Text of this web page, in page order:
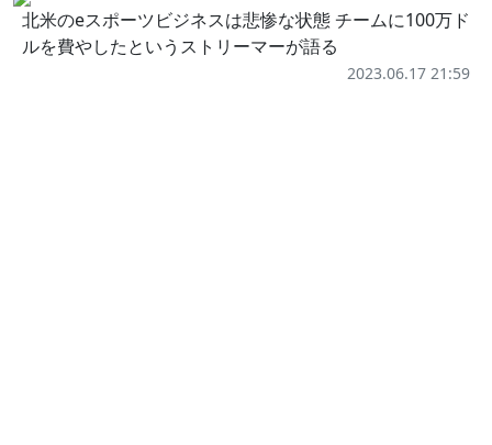
北米のeスポーツビジネスは悲惨な状態 チームに100万ド
ルを費やしたというストリーマーが語る
2023.06.17 21:59